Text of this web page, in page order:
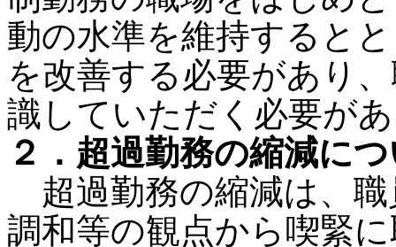
動の水準を維持すると
を改善する必要があり
識していただく必要が
２．超過勤務の縮減に
超過勤務の縮減は、職
調和等の観点から喫緊